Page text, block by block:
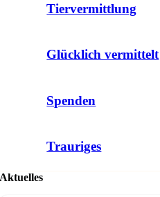
Tiervermittlung
Glücklich vermittelt
Spenden
Trauriges
Aktuelles